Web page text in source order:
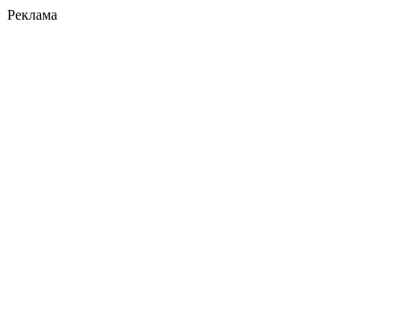
Реклама